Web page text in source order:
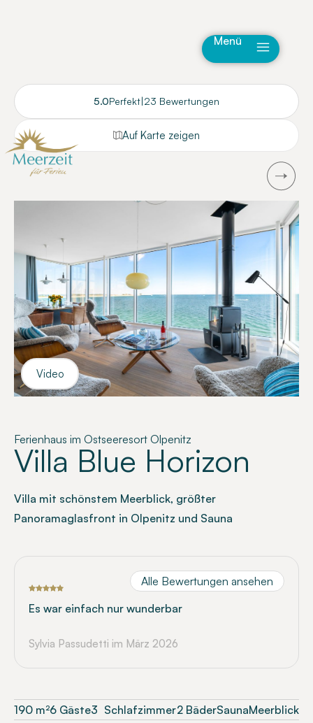
Menü
5.0Perfekt|23 Bewertungen
Auf Karte zeigen
Next
Video
Ferienhaus im Ostseeresort Olpenitz
Villa Blue Horizon
Villa mit schönstem Meerblick, größter
Panoramaglasfront in Olpenitz und Sauna
Alle Bewertungen ansehen
Es war einfach nur wunderbar
Sylvia Passudetti im März 2026
190 m²6 Gäste3 Schlafzimmer2 BäderSaunaMeerblick